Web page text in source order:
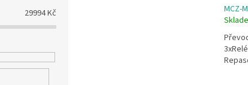
29994Kč
MCZ-